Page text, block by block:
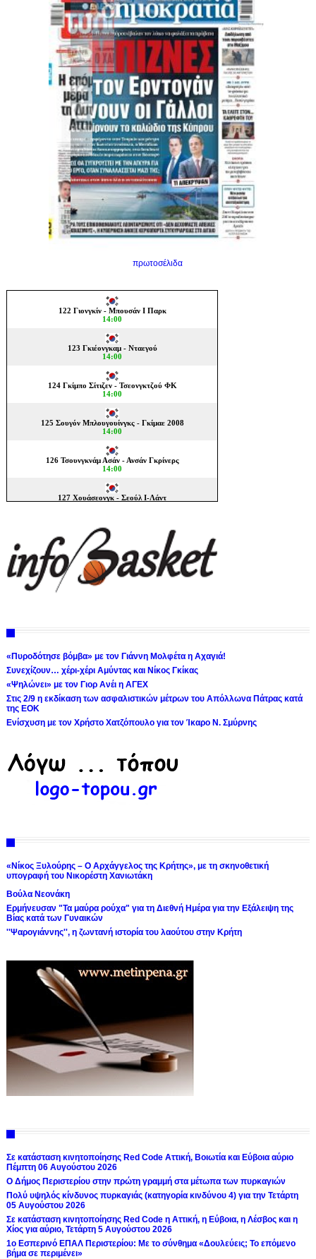
πρωτοσέλιδα
«Πυροδότησε βόμβα» με τον Γιάννη Μολφέτα η Αχαγιά!
Συνεχίζουν… χέρι-χέρι Αμύντας και Νίκος Γκίκας
«Ψηλώνει» με τον Γιορ Ανέι η ΑΓΕΧ
Στις 2/9 η εκδίκαση των ασφαλιστικών μέτρων του Απόλλωνα Πάτρας κατά
της ΕΟΚ
Ενίσχυση με τον Χρήστο Χατζόπουλο για τον Ίκαρο Ν. Σμύρνης
«Νίκος Ξυλούρης – Ο Αρχάγγελος της Κρήτης», με τη σκηνοθετική
υπογραφή του Νικορέστη Χανιωτάκη
Βούλα Νεονάκη
Ερμήνευσαν "Τα μαύρα ρούχα" για τη Διεθνή Ημέρα για την Εξάλειψη της
Βίας κατά των Γυναικών
''Ψαρογιάννης'', η ζωντανή ιστορία του λαούτου στην Κρήτη
Σε κατάσταση κινητοποίησης Red Code Αττική, Βοιωτία και Εύβοια αύριο
Πέμπτη 06 Αυγούστου 2026
Ο Δήμος Περιστερίου στην πρώτη γραμμή στα μέτωπα των πυρκαγιών
Πολύ υψηλός κίνδυνος πυρκαγιάς (κατηγορία κινδύνου 4) για την Τετάρτη
05 Αυγούστου 2026
Σε κατάσταση κινητοποίησης Red Code η Αττική, η Εύβοια, η Λέσβος και η
Χίος για αύριο, Τετάρτη 5 Αυγούστου 2026
1ο Εσπερινό ΕΠΑΛ Περιστερίου: Με το σύνθημα «Δουλεύεις; Το επόμενο
βήμα σε περιμένει»